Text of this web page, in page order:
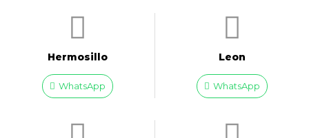
Hermosillo
WhatsApp
Leon
WhatsApp